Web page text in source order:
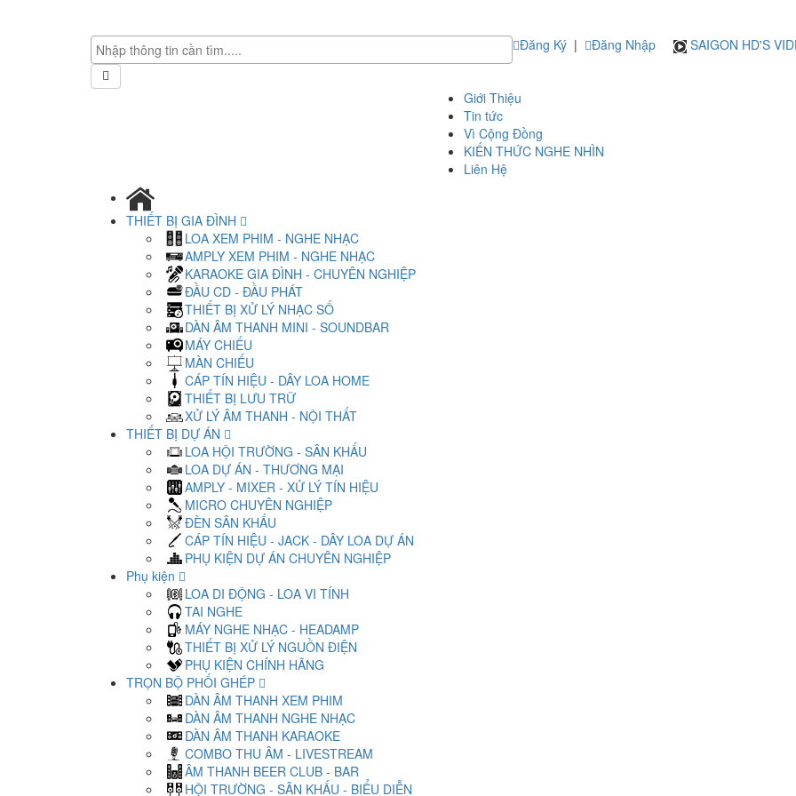
Đăng Ký | Đăng Nhập SAIGON HD'S
Giới Thiệu
Tin tức
Vì Cộng Đồng
KIẾN THỨC NGHE NHÌN
Liên Hệ
THIẾT BỊ GIA ĐÌNH
LOA XEM PHIM - NGHE NHẠC
AMPLY XEM PHIM - NGHE NHẠC
KARAOKE GIA ĐÌNH - CHUYÊN NGHIỆP
ĐẦU CD - ĐẦU PHÁT
THIẾT BỊ XỬ LÝ NHẠC SỐ
DÀN ÂM THANH MINI - SOUNDBAR
MÁY CHIẾU
MÀN CHIẾU
CÁP TÍN HIỆU - DÂY LOA HOME
THIẾT BỊ LƯU TRỮ
XỬ LÝ ÂM THANH - NỘI THẤT
THIẾT BỊ DỰ ÁN
LOA HỘI TRƯỜNG - SÂN KHẤU
LOA DỰ ÁN - THƯƠNG MẠI
AMPLY - MIXER - XỬ LÝ TÍN HIỆU
MICRO CHUYÊN NGHIỆP
ĐÈN SÂN KHẤU
CÁP TÍN HIỆU - JACK - DÂY LOA DỰ ÁN
PHỤ KIỆN DỰ ÁN CHUYÊN NGHIỆP
Phụ kiện
LOA DI ĐỘNG - LOA VI TÍNH
TAI NGHE
MÁY NGHE NHẠC - HEADAMP
THIẾT BỊ XỬ LÝ NGUỒN ĐIỆN
PHỤ KIỆN CHÍNH HÃNG
TRỌN BỘ PHỐI GHÉP
DÀN ÂM THANH XEM PHIM
DÀN ÂM THANH NGHE NHẠC
DÀN ÂM THANH KARAOKE
COMBO THU ÂM - LIVESTREAM
ÂM THANH BEER CLUB - BAR
HỘI TRƯỜNG - SÂN KHẤU - BIỂU DIỄN